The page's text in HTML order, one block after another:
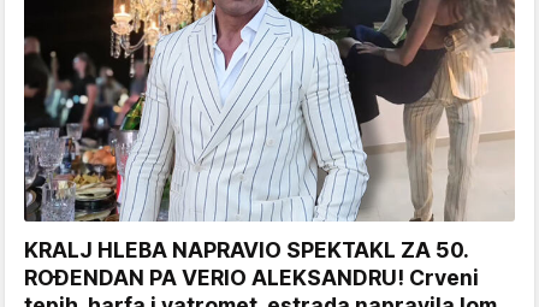
KRALJ HLEBA NAPRAVIO SPEKTAKL ZA 50.
ROĐENDAN PA VERIO ALEKSANDRU! Crveni